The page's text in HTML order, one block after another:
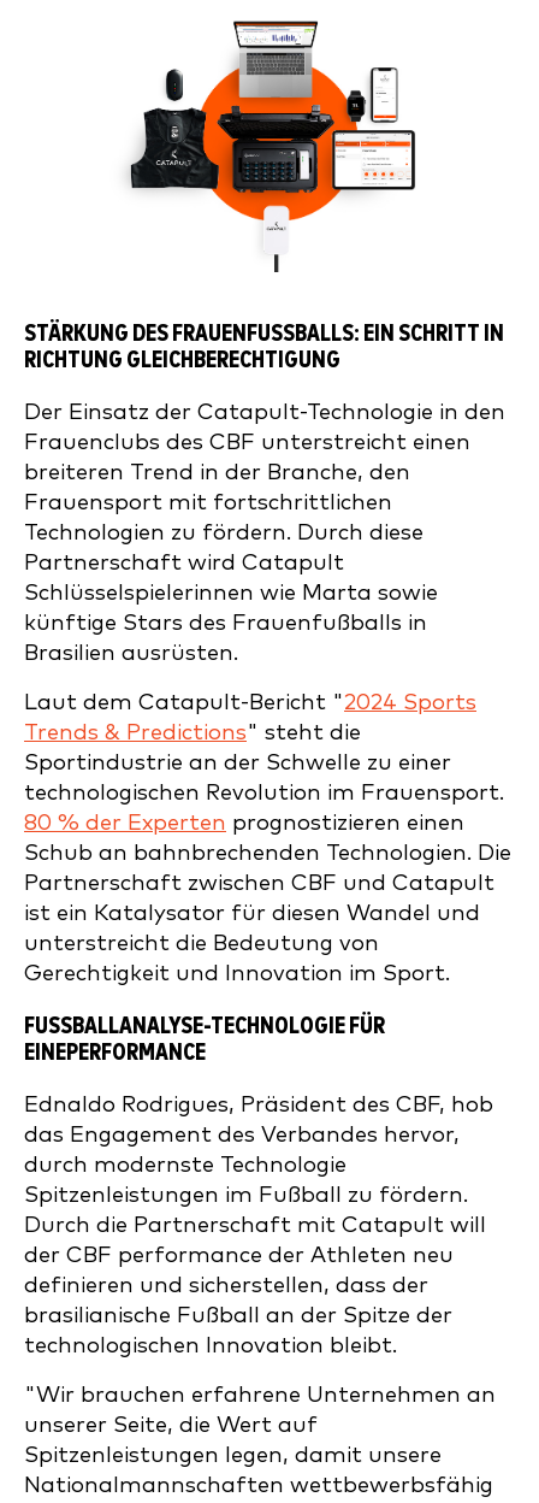
STÄRKUNG DES FRAUENFUSSBALLS: EIN SCHRITT IN R
ICHTUNG GLEICHBERECHTIGUNG
Der Einsatz der Catapult-Technologie in den
Frauenclubs des CBF unterstreicht einen
breiteren Trend in der Branche, den
Frauensport mit fortschrittlichen
Technologien zu fördern. Durch diese
Partnerschaft wird Catapult
Schlüsselspielerinnen wie Marta sowie
künftige Stars des Frauenfußballs in
Brasilien ausrüsten.
Laut dem Catapult-Bericht "2024 Sports
Trends & Predictions" steht die
Sportindustrie an der Schwelle zu einer
technologischen Revolution im Frauensport.
80 % der Experten prognostizieren einen
Schub an bahnbrechenden Technologien. Die
Partnerschaft zwischen CBF und Catapult
ist ein Katalysator für diesen Wandel und
unterstreicht die Bedeutung von
Gerechtigkeit und Innovation im Sport.
FUSSBALLANALYSE-TECHNOLOGIE FÜR E
INEPERFORMANCE
Ednaldo Rodrigues, Präsident des CBF, hob
das Engagement des Verbandes hervor,
durch modernste Technologie
Spitzenleistungen im Fußball zu fördern.
Durch die Partnerschaft mit Catapult will
der CBF performance der Athleten neu
definieren und sicherstellen, dass der
brasilianische Fußball an der Spitze der
technologischen Innovation bleibt.
"Wir brauchen erfahrene Unternehmen an
unserer Seite, die Wert auf
Spitzenleistungen legen, damit unsere
Nationalmannschaften wettbewerbsfähig